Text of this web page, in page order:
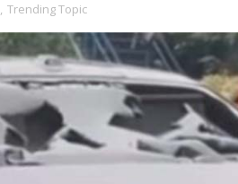
, Trending Topic